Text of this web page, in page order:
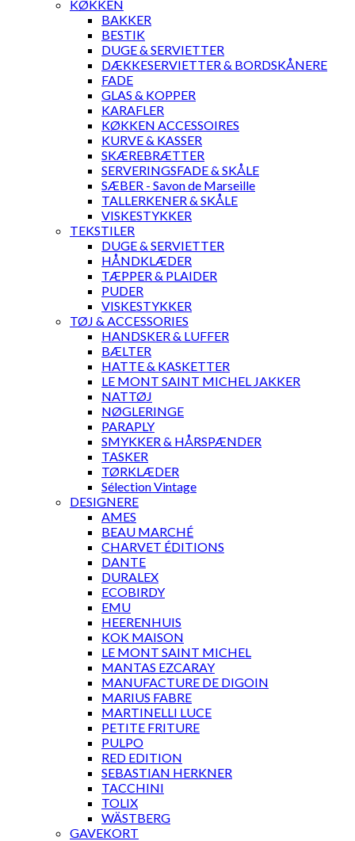
KØKKEN
BAKKER
BESTIK
DUGE & SERVIETTER
DÆKKESERVIETTER & BORDSKÅNERE
FADE
GLAS & KOPPER
KARAFLER
KØKKEN ACCESSOIRES
KURVE & KASSER
SKÆREBRÆTTER
SERVERINGSFADE & SKÅLE
SÆBER - Savon de Marseille
TALLERKENER & SKÅLE
VISKESTYKKER
TEKSTILER
DUGE & SERVIETTER
HÅNDKLÆDER
TÆPPER & PLAIDER
PUDER
VISKESTYKKER
TØJ & ACCESSORIES
HANDSKER & LUFFER
BÆLTER
HATTE & KASKETTER
LE MONT SAINT MICHEL JAKKER
NATTØJ
NØGLERINGE
PARAPLY
SMYKKER & HÅRSPÆNDER
TASKER
TØRKLÆDER
Sélection Vintage
DESIGNERE
AMES
BEAU MARCHÉ
CHARVET ÉDITIONS
DANTE
DURALEX
ECOBIRDY
EMU
HEERENHUIS
KOK MAISON
LE MONT SAINT MICHEL
MANTAS EZCARAY
MANUFACTURE DE DIGOIN
MARIUS FABRE
MARTINELLI LUCE
PETITE FRITURE
PULPO
RED EDITION
SEBASTIAN HERKNER
TACCHINI
TOLIX
WÄSTBERG
GAVEKORT